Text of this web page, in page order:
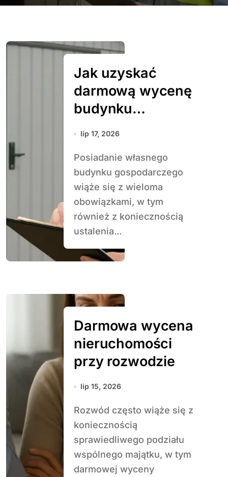
Jak uzyskać
darmową wycenę
budynku
gospodarczego
lip 17, 2026
Posiadanie własnego
budynku gospodarczego
wiąże się z wieloma
obowiązkami, w tym
również z koniecznością
ustalenia...
Darmowa wycena
nieruchomości
przy rozwodzie
lip 15, 2026
Rozwód często wiąże się z
koniecznością
sprawiedliwego podziału
wspólnego majątku, w tym
darmowej wyceny